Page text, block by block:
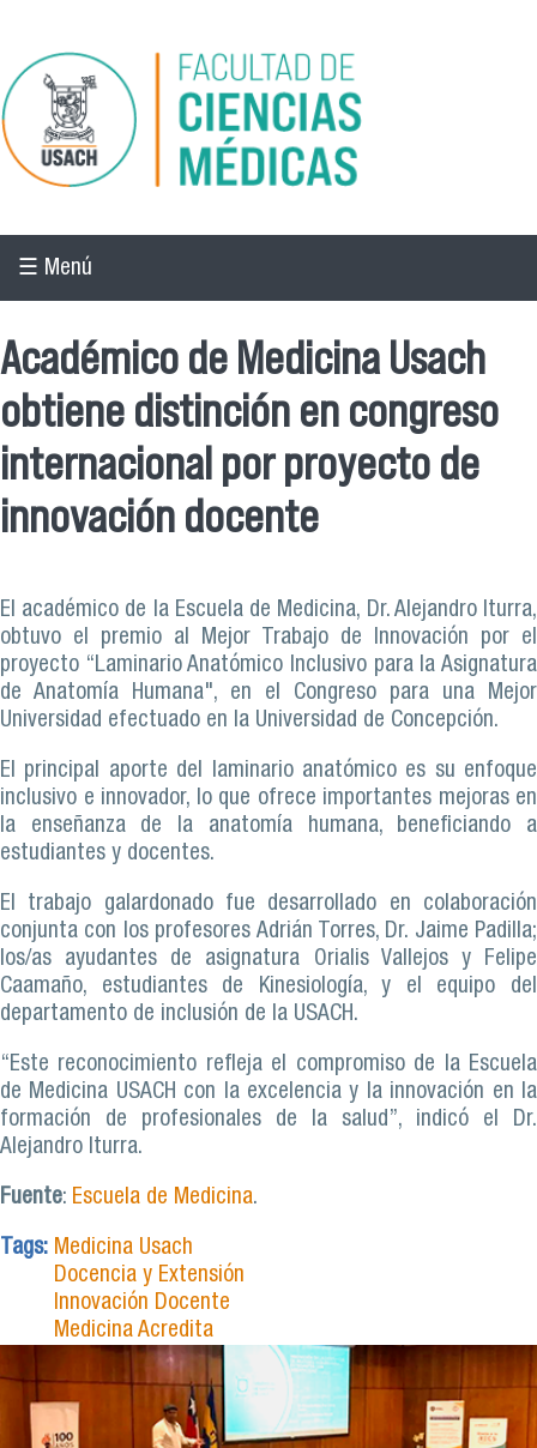
Pasar al contenido principal
☰ Menú
Académico de Medicina Usach
obtiene distinción en congreso
internacional por proyecto de
innovación docente
El académico de la Escuela de Medicina, Dr. Alejandro Iturra,
obtuvo el premio al Mejor Trabajo de Innovación por el
proyecto “Laminario Anatómico Inclusivo para la Asignatura
de Anatomía Humana", en el Congreso para una Mejor
Universidad efectuado en la Universidad de Concepción.
El principal aporte del laminario anatómico es su enfoque
inclusivo e innovador, lo que ofrece importantes mejoras en
la enseñanza de la anatomía humana, beneficiando a
estudiantes y docentes.
El trabajo galardonado fue desarrollado en colaboración
conjunta con los profesores Adrián Torres, Dr. Jaime Padilla;
los/as ayudantes de asignatura Orialis Vallejos y Felipe
Caamaño, estudiantes de Kinesiología, y el equipo del
departamento de inclusión de la USACH.
“Este reconocimiento refleja el compromiso de la Escuela
de Medicina USACH con la excelencia y la innovación en la
formación de profesionales de la salud”, indicó el Dr.
Alejandro Iturra.
Fuente: Escuela de Medicina.
Tags: Medicina Usach
Docencia y Extensión
Innovación Docente
Medicina Acredita